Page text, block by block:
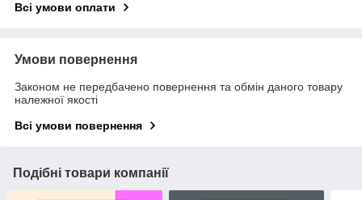
Всі умови оплати
Умови повернення
Законом не передбачено повернення та обмін даного товару
належної якості
Всі умови повернення
Подібні товари компанії